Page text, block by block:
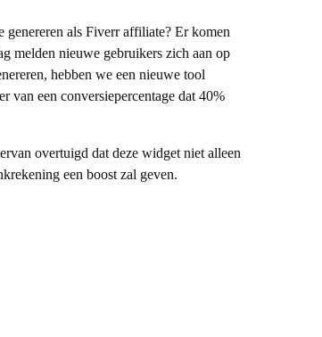
genereren als Fiverr affiliate? Er komen
melden nieuwe gebruikers zich aan op
hebben we een nieuwe tool
van een conversiepercentage dat 40%
overtuigd dat deze widget niet alleen
een boost zal geven.